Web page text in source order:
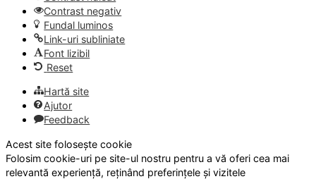
Contrast negativ
Fundal luminos
Link-uri subliniate
Font lizibil
Reset
Hartă site
Ajutor
Feedback
Acest site folosește cookie
Folosim cookie-uri pe site-ul nostru pentru a vă oferi cea mai
relevantă experiență, reținând preferințele și vizitele